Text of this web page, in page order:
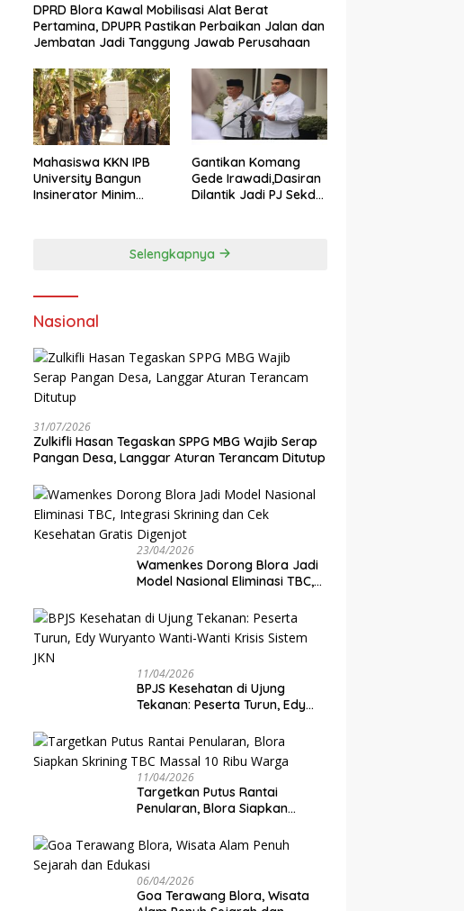
DPRD Blora Kawal Mobilisasi Alat Berat
Pertamina, DPUPR Pastikan Perbaikan Jalan dan
Jembatan Jadi Tanggung Jawab Perusahaan
Mahasiswa KKN IPB
University Bangun
Insinerator Minim
Sampah Ramah
Gantikan Komang
Gede Irawadi,Dasiran
Dilantik Jadi PJ Sekda
Selengkapnya
Nasional
31/07/2026
Zulkifli Hasan Tegaskan SPPG MBG Wajib Serap
Pangan Desa, Langgar Aturan Terancam Ditutup
23/04/2026
Wamenkes Dorong Blora Jadi
Model Nasional Eliminasi TBC,
Kesehatan Gratis Digenjot
11/04/2026
BPJS Kesehatan di Ujung
Tekanan: Peserta Turun, Edy
Sistem JKN
11/04/2026
‎Targetkan Putus Rantai
Penularan, Blora Siapkan
Warga
06/04/2026
Goa Terawang Blora, Wisata